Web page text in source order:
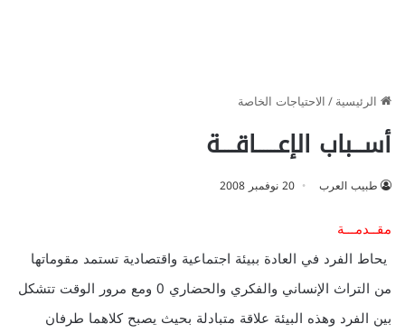
الرئيسية/الاحتياجات الخاصة
أســـباب الإعــــــاقــــة
طبيب العرب 20 نوفمبر 2008
مقــدمـــة
يحاط الفرد في العادة ببيئة اجتماعية واقتصادية تستمد مقوماتها
من التراث الإنساني والفكري والحضاري 0 ومع مرور الوقت تتشكل
بين الفرد وهذه البيئة علاقة متبادلة بحيث يصبح كلاهما طرفان